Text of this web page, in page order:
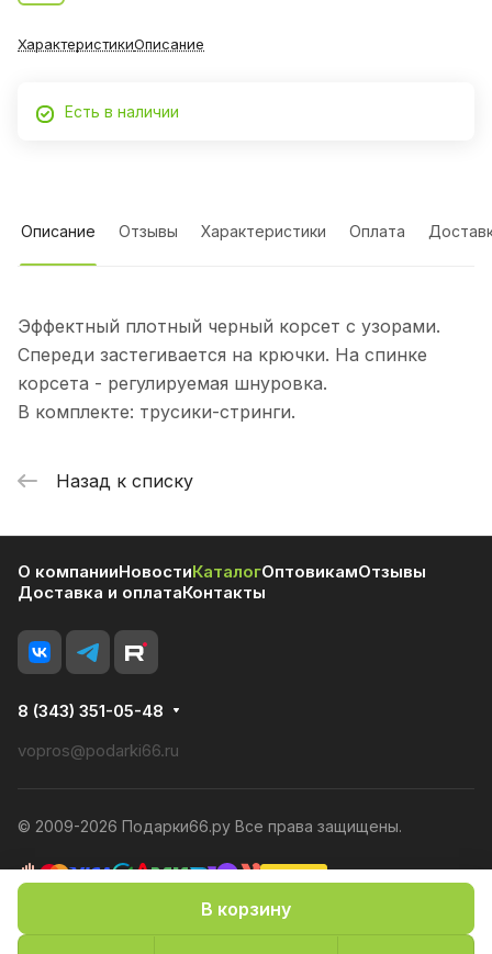
В корзину
ХарактеристикиОписание
Есть в наличии
Описание Отзывы Характеристики Оплата
Эффектный плотный черный корсет с узорами.
Спереди застегивается на крючки. На спинке
корсета - регулируемая шнуровка.
В комплекте: трусики-стринги.
Назад к списку
О компанииНовостиКаталогОптовикамОтзывы
Доставка и оплатаКонтакты
8 (343) 351-05-48
vopros@podarki66.ru
© 2009-2026 Подарки66.ру Все права защищены.
Политика конфиденциальности